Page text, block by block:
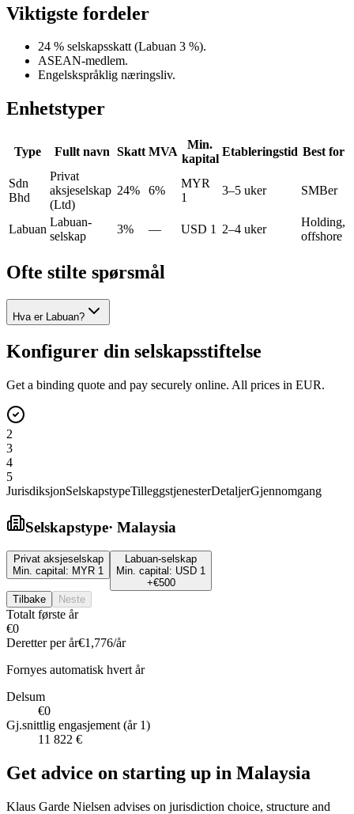
Viktigste fordeler
24 % selskapsskatt (Labuan 3 %).
ASEAN-medlem.
Engelskspråklig næringsliv.
Enhetstyper
Type Fullt navn Skatt MVA
Min.
kapital
Etableringstid Best for
Sdn
Bhd
Privat
aksjeselskap
(Ltd)
24% 6%
MYR
1
3–5 uker SMBer
Labuan
Labuan-
selskap
3% — USD 1 2–4 uker
Holding,
offshore
Ofte stilte spørsmål
Hva er Labuan?
Konfigurer din selskapsstiftelse
Get a binding quote and pay securely online. All prices in EUR.
2
3
4
5
JurisdiksjonSelskapstypeTilleggstjenesterDetaljerGjennomgang
Selskapstype· Malaysia
Privat aksjeselskap
Min. capital: MYR 1
Labuan-selskap
Min. capital: USD 1
+€500
Tilbake
Neste
Totalt første år
€0
Deretter per år€1,776/år
Fornyes automatisk hvert år
Delsum
€0
Gj.snittlig engasjement (år 1)
11 822 €
Get advice on starting up in Malaysia
Klaus Garde Nielsen advises on jurisdiction choice, structure and